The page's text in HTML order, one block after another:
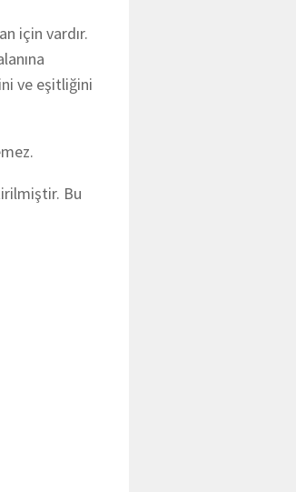
için vardır.
ve eşitliğini
Bu